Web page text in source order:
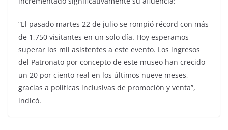
“El pasado martes 22 de julio se rompió récord con más
de 1,750 visitantes en un solo día. Hoy esperamos
superar los mil asistentes a este evento. Los ingresos
del Patronato por concepto de este museo han crecido
un 20 por ciento real en los últimos nueve meses,
gracias a políticas inclusivas de promoción y venta”,
indicó.